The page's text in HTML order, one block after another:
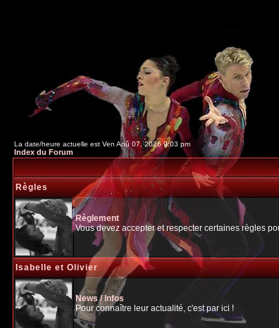
La date/heure actuelle est Ven Aoû 07, 2026 9:03 pm
Index du Forum
Règles
Règlement
Vous devez accepter et respecter certaines règles
Isabelle et Olivier
News / Infos
Pour connaître leur actualité, c'est par ici !